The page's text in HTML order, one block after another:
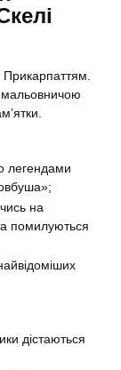
Прикарпаттям.
мальовничою
легендами
на
помилуються
дістаються